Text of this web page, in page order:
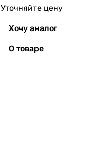
Уточняйте цену
Хочу аналог
О товаре